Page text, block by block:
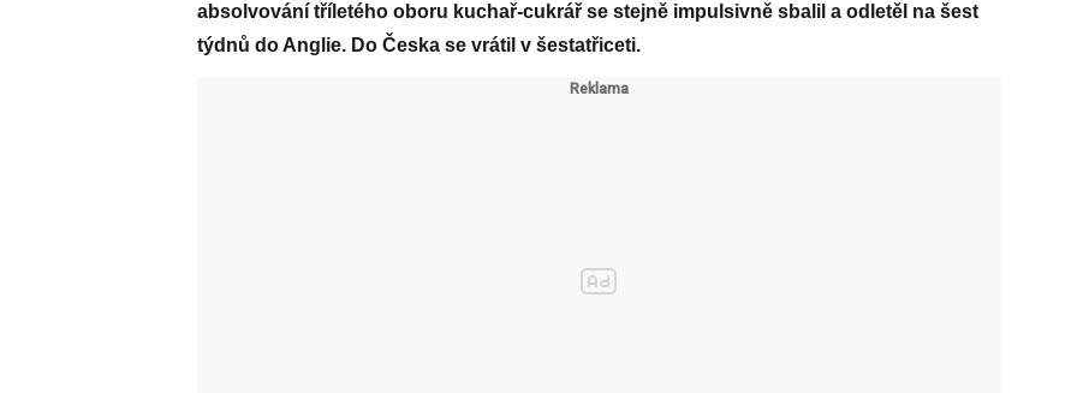
absolvování tříletého oboru kuchař-cukrář se stejně impulsivně sbalil a odletěl na šest
týdnů do Anglie. Do Česka se vrátil v šestatřiceti.